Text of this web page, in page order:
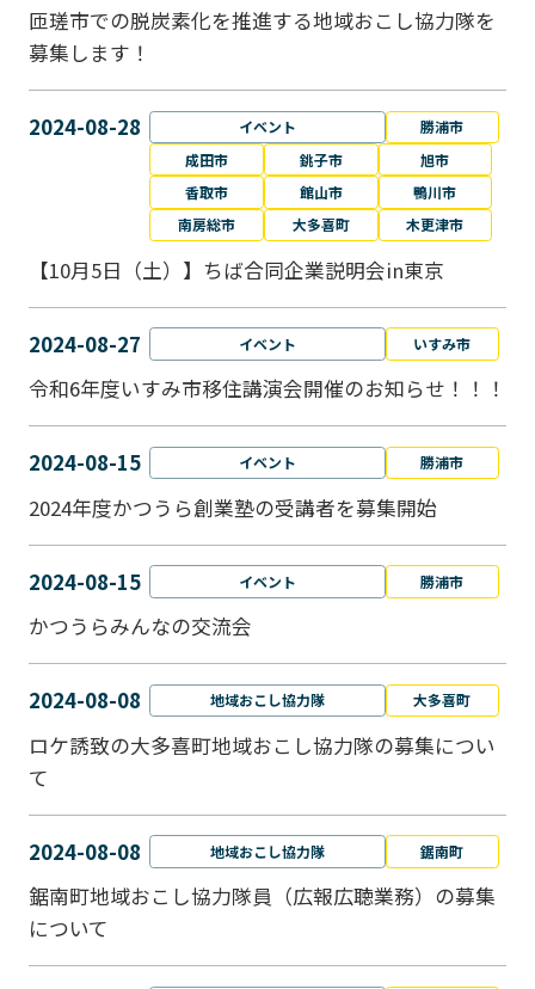
匝瑳市での脱炭素化を推進する地域おこし協⼒隊を
募集します！
2024-08-28 イベント
勝浦市
成田市
銚子市
旭市
香取市
館山市
鴨川市
南房総市
大多喜町 木更津市
【10月5日（土）】ちば合同企業説明会in東京
2024-08-27 イベント いすみ市
令和6年度いすみ市移住講演会開催のお知らせ！！！
2024-08-15 イベント 勝浦市
2024年度かつうら創業塾の受講者を募集開始
2024-08-15 イベント 勝浦市
かつうらみんなの交流会
2024-08-08 地域おこし協力隊 大多喜町
ロケ誘致の大多喜町地域おこし協力隊の募集につい
て
2024-08-08 地域おこし協力隊 鋸南町
鋸南町地域おこし協力隊員（広報広聴業務）の募集
について